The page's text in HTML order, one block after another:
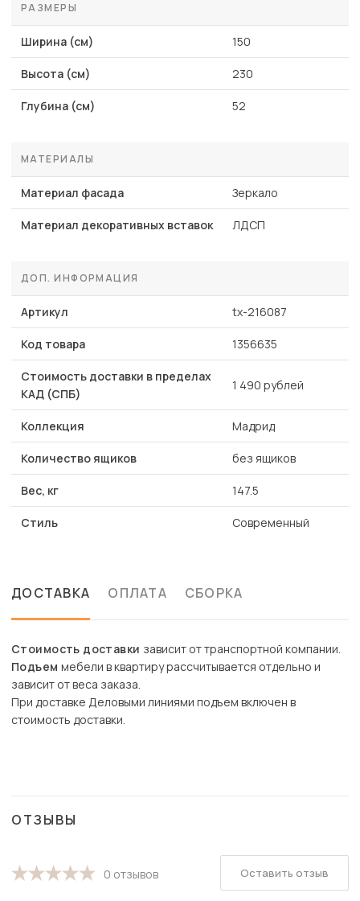
РАЗМЕРЫ
Ширина (см) 150
Высота (см) 230
Глубина (см) 52
МАТЕРИАЛЫ
Материал фасада Зеркало
Материал декоративных вставок ЛДСП
ДОП. ИНФОРМАЦИЯ
Артикул tx-216087
Код товара 1356635
Стоимость доставки в пределах
КАД (СПБ)
1 490 рублей
Коллекция Мадрид
Количество ящиков без ящиков
Вес, кг 147.5
Стиль Современный
ДОСТАВКА ОПЛАТА СБОРКА
Стоимость доставки зависит от транспортной компании.
Подъем мебели в квартиру рассчитывается отдельно и
зависит от веса заказа.
При доставке Деловыми линиями подъем включен в
стоимость доставки.
ОТЗЫВЫ
0 отзывов Оставить отзыв